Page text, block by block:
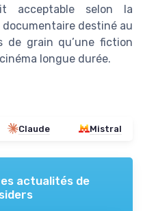
acceptable selon la
documentaire destiné au
de grain qu’une fiction
longue durée.
Claude Mistral
actualités de